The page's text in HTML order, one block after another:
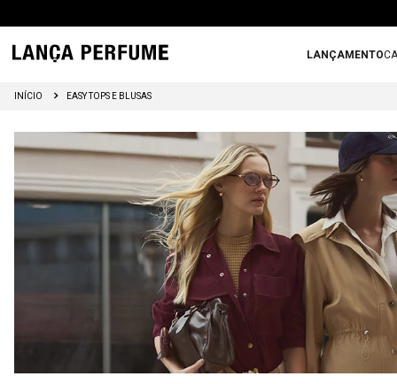
LANÇAMENTO
EASY TOPS E BLUSAS